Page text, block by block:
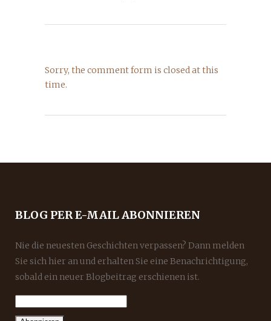
Sorry, the comment form is closed at this
time.
BLOG PER E-MAIL ABONNIEREN
Nie die neuesten Geschichten verpassen? Dann melden
Sie sich hier an und erhalten Sie eine Benachrichtigung,
sobald ein neuer Blogbeitrag erschienen ist.